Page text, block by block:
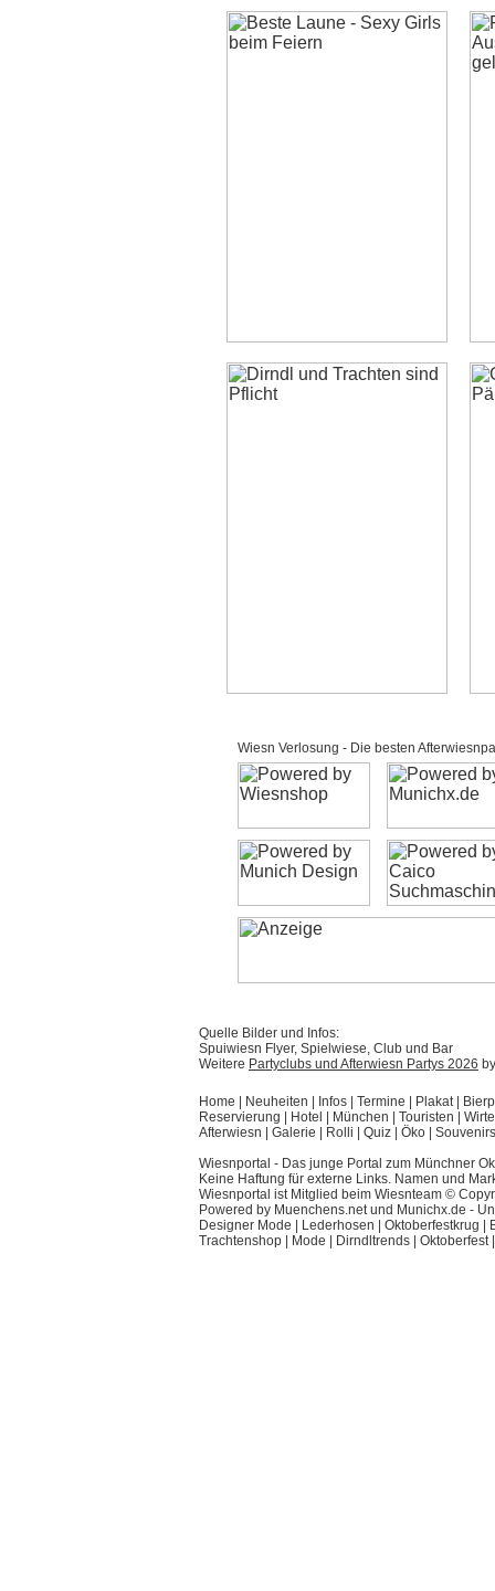
Wiesn Verlosung - Die besten
Quelle Bilder und Infos:
Spuiwiesn Flyer, Spielwiese, Club und Bar
Weitere Partyclubs und Afterwiesn Partys 2026
Home Neuheiten Infos Termine Plakat|
Reservierung
Hotel München Touristen
Wirte
Afterwiesn
Galerie Rolli Quiz Öko
Souvenirs
Wiesnportal - Das junge Portal zum Münchner
Keine Haftung für externe Links. Namen und
Wiesnportal ist Mitglied beim Wiesnteam ©
Powered by Muenchens.netund Munichx.de -
Designer Mode
Lederhosen Oktoberfestkrug
Trachtenshop
Mode Dirndltrends Oktoberfest